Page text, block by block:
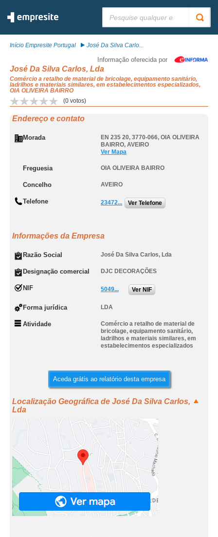
Início Empresite Portugal José Da Silva Carlo...
Informação oferecida por
José Da Silva Carlos, Lda
Comércio a retalho de material de bricolage, equipamento sanitário,
ladrilhos e materiais similares, em estabelecimentos especializados,
OIA OLIVEIRA BAIRRO
(0 votos)
Endereço e contato
Morada EN 235 20, 3770-066, OIA OLIVEIRA
BAIRRO, AVEIRO
Ver Mapa
Freguesia OIA OLIVEIRA BAIRRO
Concelho AVEIRO
Telefone 23472... Ver Telefone
Informações da Empresa
Razão Social José Da Silva Carlos, Lda
Designação comercial DJC DECORAÇÕES
NIF 5049... Ver NIF
Forma jurídica LDA
Atividade
Comércio a retalho de material de
bricolage, equipamento sanitário,
ladrilhos e materiais similares, em
estabelecimentos especializados
Aceda grátis ao relatório desta empresa
Localização Geográfica de José Da Silva Carlos,
Lda